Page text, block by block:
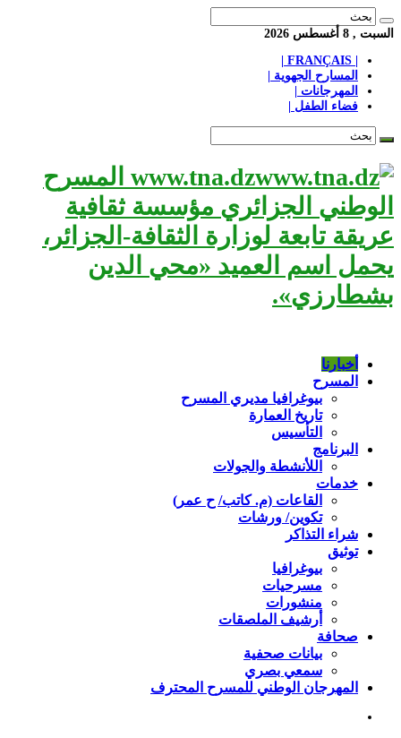
السبت , 8 أغسطس 2026
المسارح الجهوية |
المهرجانات |
فضاء الطفل |
www.tna.dz المسرح
الوطني الجزائري مؤسسة ثقافية
عريقة تابعة لوزارة الثقافة-الجزائر،
يحمل اسم العميد «محي الدين
بشطارزي».
أخبارنا
المسرح
بيوغرافيا مديري المسرح
تاريخ العمارة
التأسيس
البرنامج
اللأنشطة والجولات
خدمات
القاعات (م. كاتب/ ح عمر)
تكوين/ ورشات
شراء التذاكر
توثيق
بيوغرافيا
مسرحيات
منشورات
أرشيف الملصقات
صحافة
بيانات صحفية
سمعي بصري
المهرجان الوطني للمسرح المحترف